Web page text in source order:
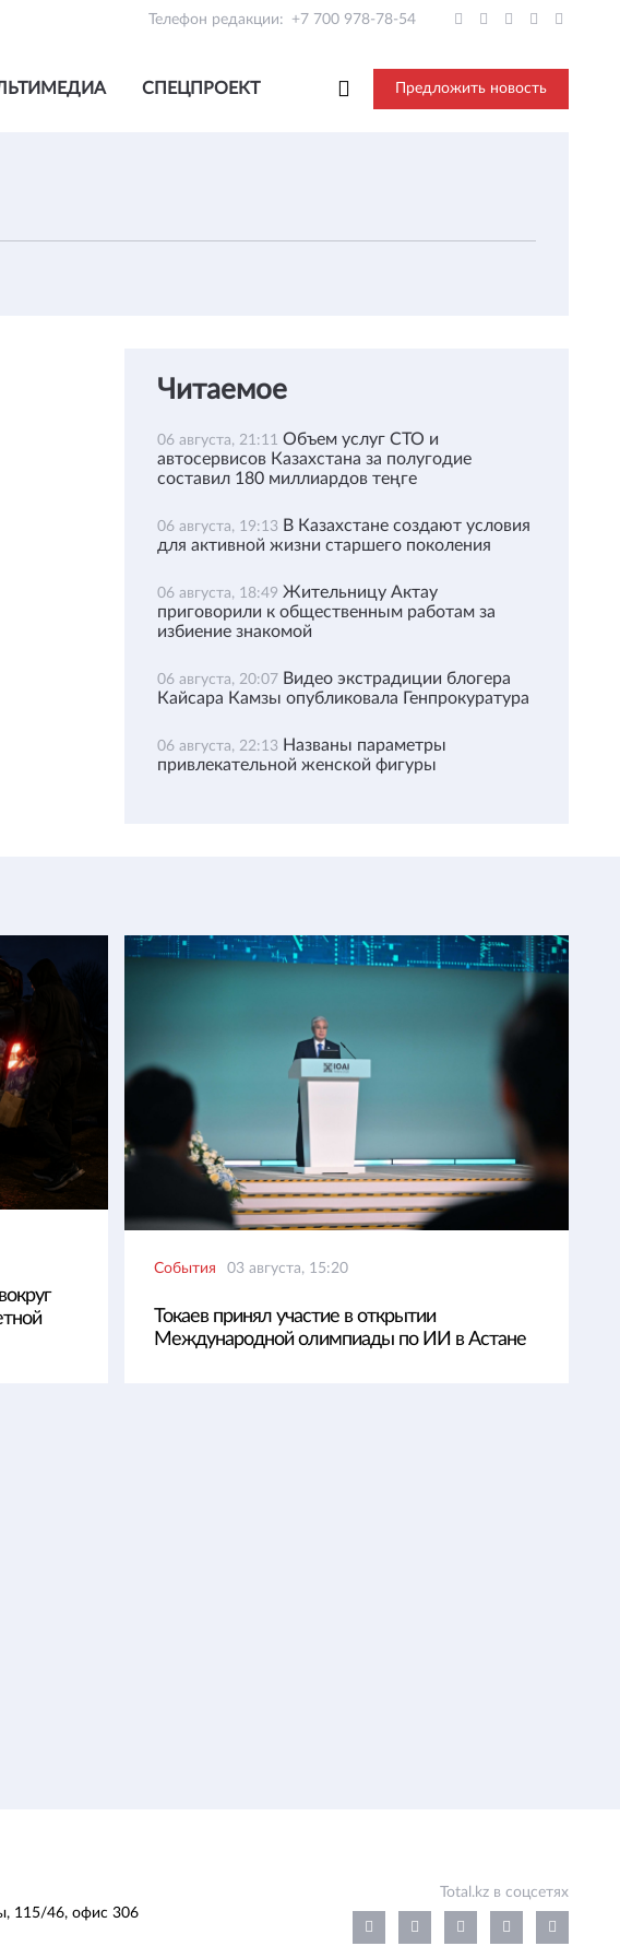
Телефон редакции: +7 700 978-78-54
СПЕЦПРОЕКТ Предложить новость
Читаемое
06 августа, 21:11 Объем услуг СТО и
автосервисов Казахстана за полугодие
составил 180 миллиардов теңге
06 августа, 19:13 В Казахстане создают условия
для активной жизни старшего поколения
06 августа, 18:49 Жительницу Актау
приговорили к общественным работам за
избиение знакомой
06 августа, 20:07 Видео экстрадиции блогера
Кайсара Камзы опубликовала Генпрокуратура
06 августа, 22:13 Названы параметры
привлекательной женской фигуры
События 03 августа, 15:20
Токаев принял участие в открытии
Международной олимпиады по ИИ в Астане
115/46, офис 306
Total.kz в соцсетях